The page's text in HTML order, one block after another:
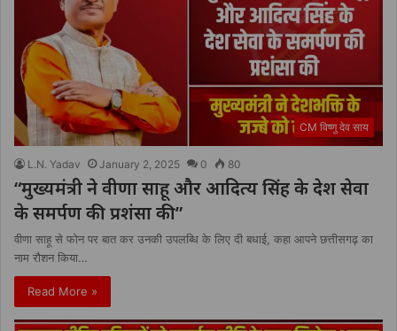
CM विष्णु देव साय
L.N. Yadav January 2, 2025 0 80
“मुख्यमंत्री ने वीणा साहू और आदित्य सिंह के देश सेवा
के समर्पण की प्रशंसा की”
वीणा साहू से फोन पर बात कर उनकी उपलब्धि के लिए दी बधाई, कहा आपने छत्तीसगढ़ का
नाम रौशन किया…
Read More »